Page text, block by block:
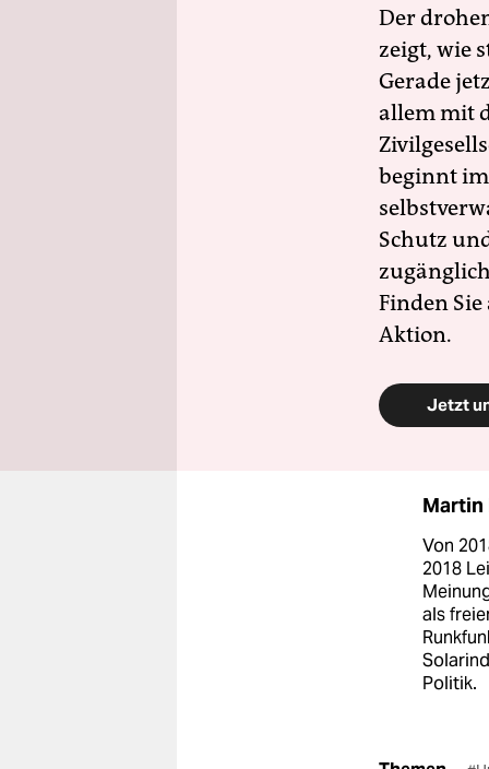
Der
zeigt, wie
Gerade
allem mit
beginnt
Schutz
Finden
Aktion.
Jetzt
Martin
Von
2018
als
Politik.